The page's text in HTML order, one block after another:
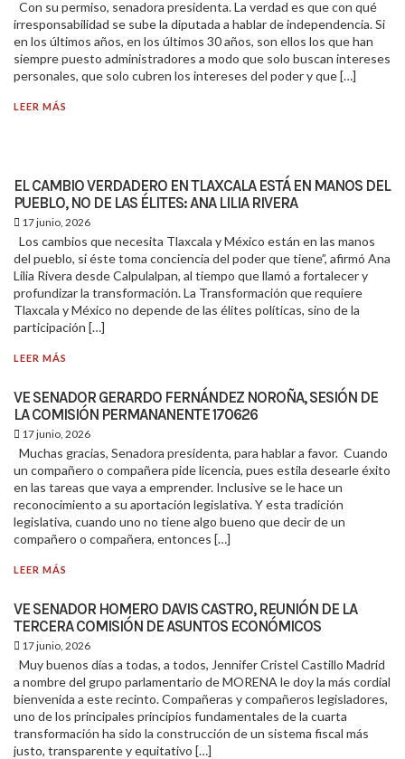
Con su permiso, senadora presidenta. La verdad es que con qué
irresponsabilidad se sube la diputada a hablar de independencia. Si
en los últimos años, en los últimos 30 años, son ellos los que han
siempre puesto administradores a modo que solo buscan intereses
personales, que solo cubren los intereses del poder y que […]
LEER MÁS
EL CAMBIO VERDADERO EN TLAXCALA ESTÁ EN MANOS DEL
PUEBLO, NO DE LAS ÉLITES: ANA LILIA RIVERA
17 junio, 2026
Los cambios que necesita Tlaxcala y México están en las manos
del pueblo, si éste toma conciencia del poder que tiene”, afirmó Ana
Lilia Rivera desde Calpulalpan, al tiempo que llamó a fortalecer y
profundizar la transformación. La Transformación que requiere
Tlaxcala y México no depende de las élites políticas, sino de la
participación […]
LEER MÁS
VE SENADOR GERARDO FERNÁNDEZ NOROÑA, SESIÓN DE
LA COMISIÓN PERMANANENTE 170626
17 junio, 2026
Muchas gracias, Senadora presidenta, para hablar a favor. Cuando
un compañero o compañera pide licencia, pues estila desearle éxito
en las tareas que vaya a emprender. Inclusive se le hace un
reconocimiento a su aportación legislativa. Y esta tradición
legislativa, cuando uno no tiene algo bueno que decir de un
compañero o compañera, entonces […]
LEER MÁS
VE SENADOR HOMERO DAVIS CASTRO, REUNIÓN DE LA
TERCERA COMISIÓN DE ASUNTOS ECONÓMICOS
17 junio, 2026
Muy buenos días a todas, a todos, Jennifer Cristel Castillo Madrid
a nombre del grupo parlamentario de MORENA le doy la más cordial
bienvenida a este recinto. Compañeras y compañeros legisladores,
uno de los principales principios fundamentales de la cuarta
transformación ha sido la construcción de un sistema fiscal más
justo, transparente y equitativo […]